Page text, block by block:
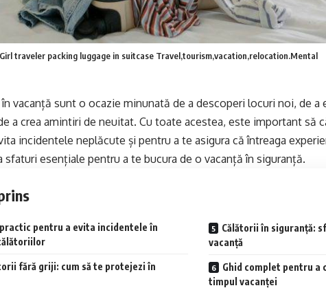
traveler packing luggage in suitcase Travel,tourism,vacation,relocation.Mental
vacanță sunt o ocazie minunată de a descoperi locuri noi, de a
a crea amintiri de neuitat. Cu toate acestea, este important să
incidentele neplăcute și pentru a te asigura că întreaga
sfaturi esențiale pentru a te bucura de o vacanță în siguranță.
pentru a evita incidentele în
fără griji: cum să te protejezi în
Călătorii în siguranță:
vacanță
Ghid complet pentru a
timpul vacanței